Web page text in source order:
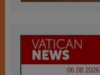
06.08.2026